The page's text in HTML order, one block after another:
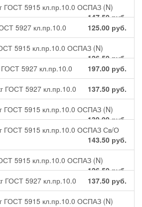
ГОСТ 5915 кл.пр.10.0 ОСПАЗ (N)
147.50руб.
5927 кл.пр.10.0
125.00 руб.
5915 кл.пр.10.0 ОСПАЗ (N)
126.50руб.
ГОСТ 5927 кл.пр.10.0
197.00 руб.
ГОСТ 5927 кл.пр.10.0 137.50 руб.
ГОСТ 5915 кл.пр.10.0 ОСПАЗ (N)
139.00руб.
ГОСТ 5915 кл.пр.10.0 ОСПАЗ Св/О
143.50 руб.
5915 кл.пр.10.0 ОСПАЗ (N)
126.50руб.
ГОСТ 5927 кл.пр.10.0
137.50 руб.
ГОСТ 5915 кл.пр.10.0 ОСПАЗ (N)